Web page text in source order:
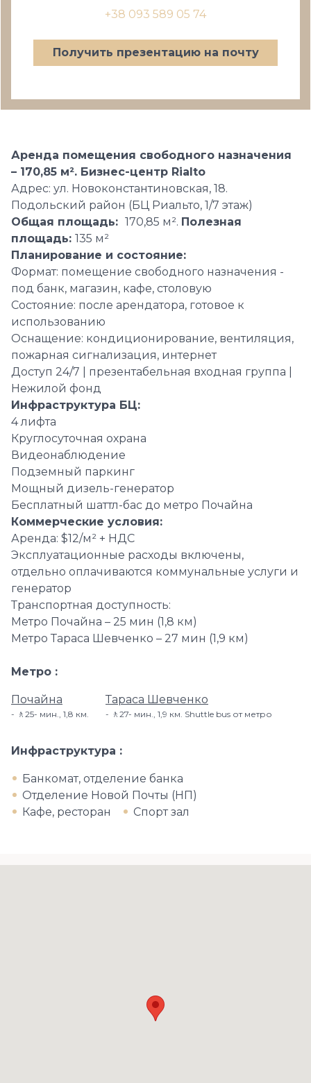
+38 093 589 05 74
Получить презентацию на почту
Аренда помещения свободного назначения
– 170,85 м². Бизнес-центр Rialto
Адрес: ул. Новоконстантиновская, 18.
Подольский район (БЦ Риальто, 1/7 этаж)
Общая площадь: 170,85 м². Полезная
площадь: 135 м²
Планирование и состояние:
Формат: помещение свободного назначения -
под банк, магазин, кафе, столовую
Состояние: после арендатора, готовое к
использованию
Оснащение: кондиционирование, вентиляция,
пожарная сигнализация, интернет
Доступ 24/7 | презентабельная входная группа |
Нежилой фонд
Инфраструктура БЦ:
4 лифта
Круглосуточная охрана
Видеонаблюдение
Подземный паркинг
Мощный дизель-генератор
Бесплатный шаттл-бас до метро Почайна
Коммерческие условия:
Аренда: $12/м² + НДС
Эксплуатационные расходы включены,
отдельно оплачиваются коммунальные услуги и
генератор
Транспортная доступность:
Метро Почайна – 25 мин (1,8 км)
Метро Тараса Шевченко – 27 мин (1,9 км)
Метро
Почайна
🚶25- мин​., 1,8 км.
Тараса Шевченко
🚶27- мин., 1,9 км. Shuttle bus от метро
Инфраструктура
Банкомат, отделение банка
Отделение Новой Почты (НП)
Кафе, ресторан
Спорт зал